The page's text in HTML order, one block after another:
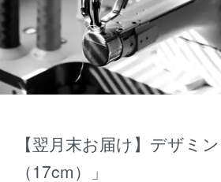
【翌月末お届け】デザミ
（17cm）」